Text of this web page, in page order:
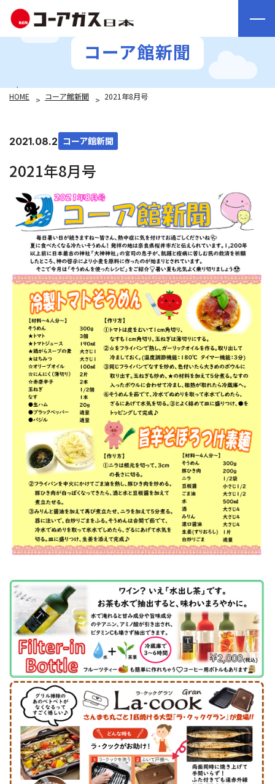
コーア館新聞
HOME コーア館新聞 2021年8月号
2021.08.25コーア館新聞
2021年8月号